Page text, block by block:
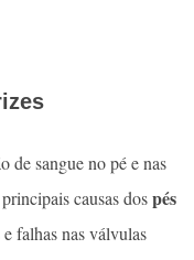
de sangue no pé e nas
causas dospés
falhas nas válvulas